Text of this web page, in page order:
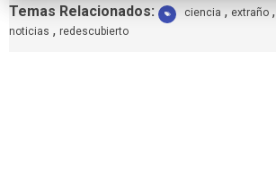
Temas Relacionados: Etiquetas:
ciencia , extraño ,
noticias , redescubierto